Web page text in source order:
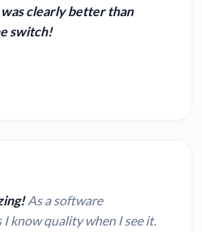
clearly better than
switch!
As a software
I know quality when I see it.